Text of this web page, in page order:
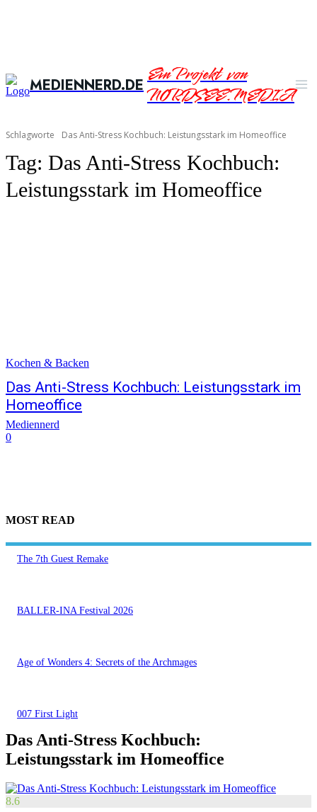
MEDIENNERD.DEEin Projekt von
NORDSEE.MEDIA
Schlagworte Das Anti-Stress Kochbuch: Leistungsstark im Homeoffice
Tag: Das Anti-Stress Kochbuch:
Leistungsstark im Homeoffice
Kochen & Backen
Das Anti-Stress Kochbuch: Leistungsstark im
Homeoffice
Mediennerd
0
MOST READ
The 7th Guest Remake
BALLER-INA Festival 2026
Age of Wonders 4: Secrets of the Archmages
007 First Light
Das Anti-Stress Kochbuch:
Leistungsstark im Homeoffice
8.6